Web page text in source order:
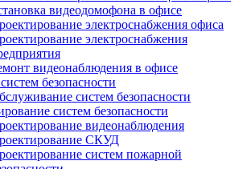
видеодомофона в офисе
электроснабжения офиса
электроснабжения
видеонаблюдения в офисе
безопасности
систем безопасности
систем безопасности
видеонаблюдения
СКУД
систем пожарной